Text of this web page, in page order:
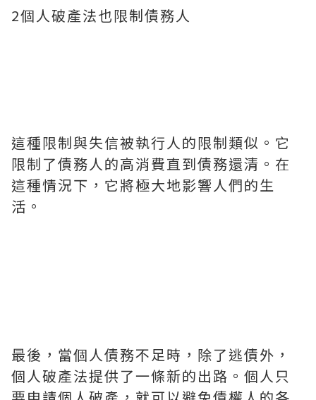
2個人破產法也限制債務人
這種限制與失信被執行人的限制類似。它
限制了債務人的高消費直到債務還清。在
這種情況下，它將極大地影響人們的生
活。
最後，當個人債務不足時，除了逃債外，
個人破產法提供了一條新的出路。個人只